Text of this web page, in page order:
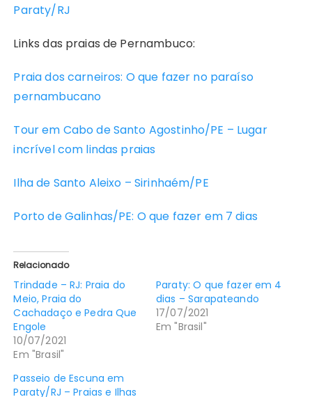
Paraty/RJ
Links das praias de Pernambuco:
Praia dos carneiros: O que fazer no paraíso
pernambucano
Tour em Cabo de Santo Agostinho/PE – Lugar
incrível com lindas praias
Ilha de Santo Aleixo – Sirinhaém/PE
Porto de Galinhas/PE: O que fazer em 7 dias
Relacionado
Trindade – RJ: Praia do
Meio, Praia do
Cachadaço e Pedra Que
Engole
10/07/2021
Em "Brasil"
Paraty: O que fazer em 4
dias – Sarapateando
17/07/2021
Em "Brasil"
Passeio de Escuna em
Paraty/RJ – Praias e Ilhas